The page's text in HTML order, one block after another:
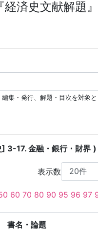
『経済史文献解題
集・発行、解題・目次を対象と
3-17. 金融・銀行・財界
表示数
60 70 80 90 95 96 97
書名・論題